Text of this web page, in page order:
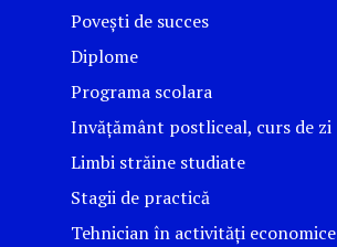
Povești de succes
Diplome
Programa scolara
Invățământ postliceal, curs de zi
Limbi străine studiate
Stagii de practică
Tehnician în activități economice